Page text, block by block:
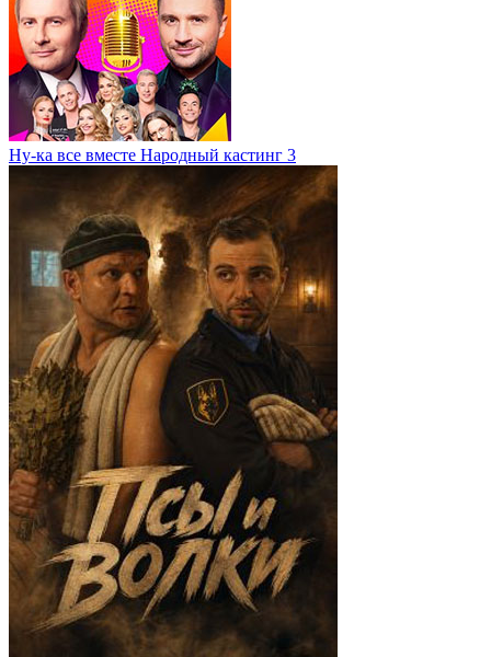
Ну-ка все вместе Народный кастинг 3